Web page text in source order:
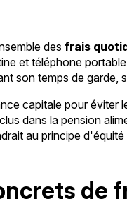
desfrais
et téléphone
son temps de garde,
capitale pour éviter
dans la pension
au principe
de